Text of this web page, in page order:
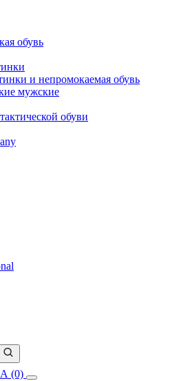
обувь
и непромокаемая обувь
мужские
обуви
(0)